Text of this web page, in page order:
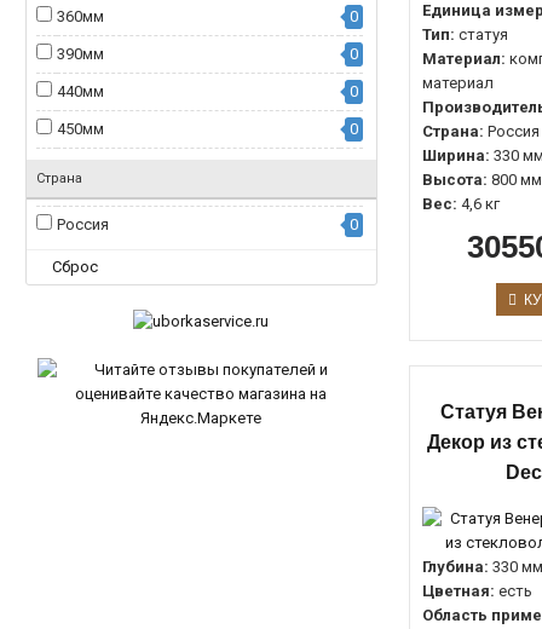
360мм 0
390мм 0
440мм 0
450мм 0
500мм 0
0
845мм
Страна
Россия 0
Сброс
Единица
Тип: статуя
Материал:
материал
Страна: Россия
Ширина: 330
Высота: 800 мм
Вес: 4,6 кг
Статуя
Декор из
Глубина: 330 мм
Цветная: есть
Область